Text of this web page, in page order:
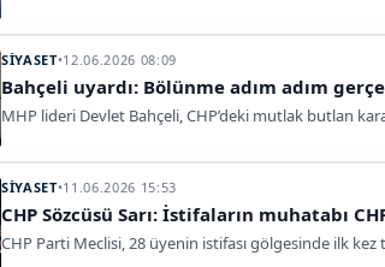
SİYASET•12.06.2026 08:09
Bahçeli uyardı: Bölünme adım adım
MHP lideri Devlet Bahçeli, CHP’deki mutlak butlan
SİYASET•11.06.2026 15:53
CHP Sözcüsü Sarı: İstifaların muhatabı
CHP Parti Meclisi, 28 üyenin istifası gölgesinde ilk